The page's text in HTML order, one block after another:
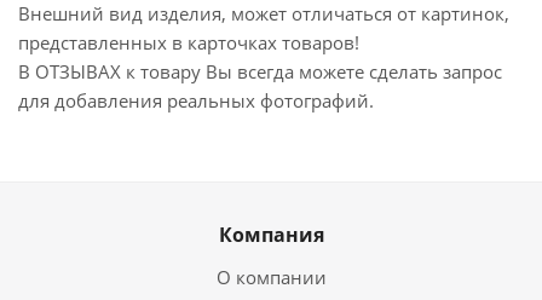
Внешний вид изделия, может отличаться от картинок,
представленных в карточках товаров!
В ОТЗЫВАХ к товару Вы всегда можете сделать запрос
для добавления реальных фотографий.
Компания
О компании